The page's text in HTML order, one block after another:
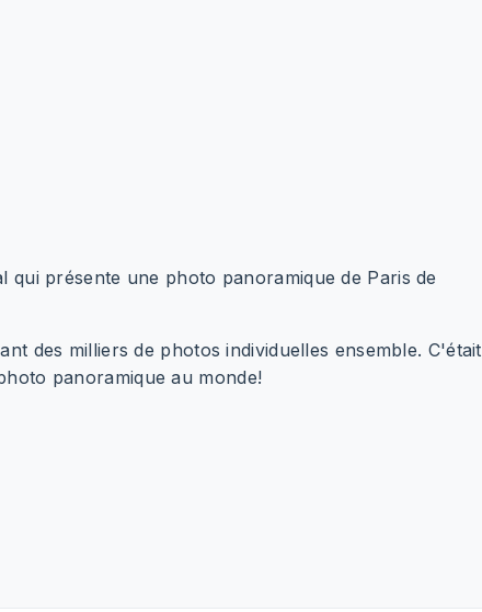
qui présente une photo panoramique de Paris de
des milliers de photos individuelles ensemble. C'était
panoramique au monde!